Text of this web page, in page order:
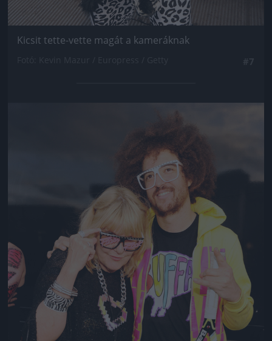
Kicsit tette-vette magát a kameráknak